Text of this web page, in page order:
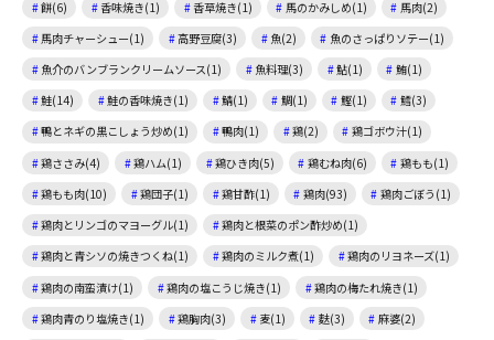
餅(6)
香味焼き(1) 香草焼き(1) 馬のかみしめ(1)
馬肉(2)
馬肉チャーシュー(1)
高野豆腐(3) 魚(2)
魚のさっぱりソテー(1)
魚介のバンブランクリームソース(1)
魚料理(3) 鮎(1)
鮪(1)
鮭(14)
鮭の香味焼き(1) 鯖(1) 鯛(1) 鰹(1)
鱈(3)
鴨とネギの黒こしょう炒め(1)
鴨肉(1) 鶏(2)
鶏ゴボウ汁(1)
鶏ささみ(4)
鶏ハム(1) 鶏ひき肉(5) 鶏むね肉(6)
鶏もも(1)
鶏もも肉(10)
鶏団子(1) 鶏甘酢(1) 鶏肉(93)
鶏肉ごぼう(1)
鶏肉とリンゴのマヨーグル(1)
鶏肉と根菜のポン酢炒め(1)
鶏肉と青シソの焼きつくね(1)
鶏肉のミルク煮(1)
鶏肉のリヨネーズ(1)
鶏肉の南蛮漬け(1)
鶏肉の塩こうじ焼き(1)
鶏肉の梅たれ焼き(1)
鶏肉青のり塩焼き(1)
鶏胸肉(3) 麦(1) 麩(3)
麻婆(2)